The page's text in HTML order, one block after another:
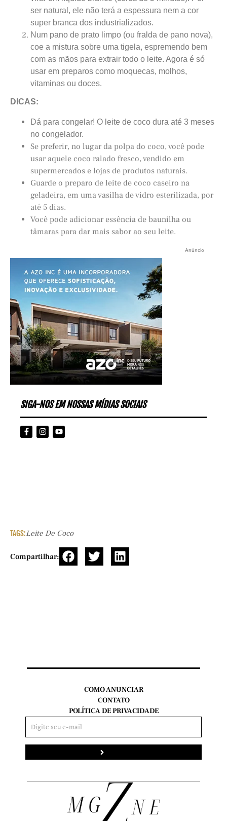
ser natural, ele não terá a espessura nem a cor
super branca dos industrializados.
Num pano de prato limpo (ou fralda de pano nova),
coe a mistura sobre uma tigela, espremendo bem
com as mãos para extrair todo o leite. Agora é só
usar em preparos como moquecas, molhos,
vitaminas ou doces.
DICAS:
Dá para congelar! O leite de coco dura até 3 meses
no congelador.
Se preferir, no lugar da polpa do coco, você pode
usar aquele coco ralado fresco, vendido em
supermercados e lojas de produtos naturais.
Guarde o preparo de leite de coco caseiro na
geladeira, em uma vasilha de vidro esterilizada, por
até 5 dias.
Você pode adicionar essência de baunilha ou
tâmaras para dar mais sabor ao seu leite.
Anúncio
SIGA-NOS EM NOSSAS MÍDIAS SOCIAIS
TAGS:Leite De Coco
Compartilhar:
COMO ANUNCIAR
CONTATO
POLÍTICA DE PRIVACIDADE